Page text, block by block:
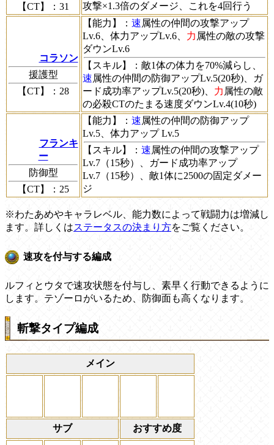
【CT】
：31
攻撃×1.3倍のダメージ、これを4回行う
コラソン
援護型
【CT】
：28
【能力】 ： 速属性の仲間の攻撃アップ
Lv.6、体力アップLv.6、 力 属性の敵の攻撃
ダウンLv.6
【スキル】
：敵1体の体力を70%減らし、
速属性の仲間の防御アップLv.5(20秒)、ガ
ード成功率アップLv.5(20秒)、 力 属性の敵
の必殺CTのたまる速度ダウンLv.4(10秒)
フランキ
ー
防御型
【CT】
：25
【能力】 ： 速属性の仲間の防御アップ
Lv.5、体力アップ Lv.5
【スキル】
： 速属性の仲間の攻撃アップ
Lv.7（15秒）、ガード成功率アップ
Lv.7（15秒）、敵1体に2500の固定ダメー
ジ
※わたあめやキャラレベル、能力数によって戦闘力は増減し
ます。詳しくはステータスの決まり方をご覧ください。
速攻を付与する編成
ルフィとウタで速攻状態を付与し、素早く行動できるように
します。テゾーロがいるため、防御面も高くなります。
斬撃タイプ編成
メイン
サブ おすすめ度